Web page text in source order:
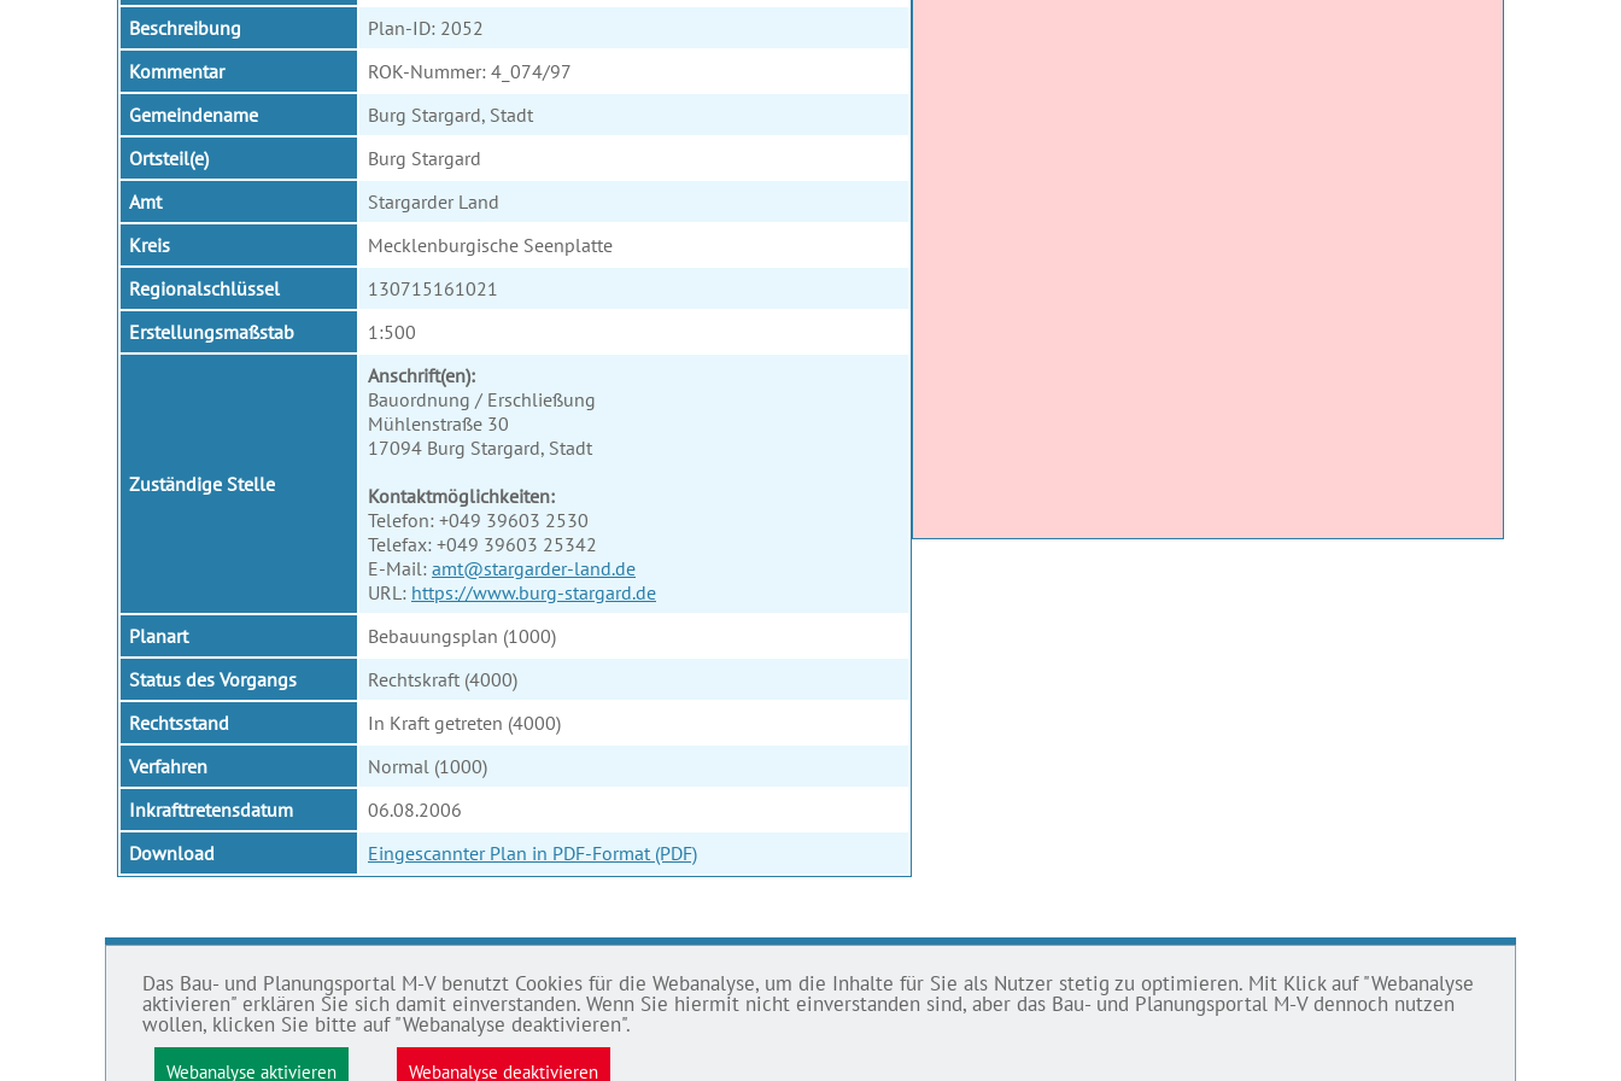
Das Bau- und Planungsportal M-V benutzt Cookies für die Webanalyse, um die Inhalte für Sie als Nutzer stetig zu optimieren. Mit Klick auf "Webanalyse
aktivieren" erklären Sie sich damit einverstanden. Wenn Sie hiermit nicht einverstanden sind, aber das Bau- und Planungsportal M-V dennoch nutzen
wollen, klicken Sie bitte auf "Webanalyse deaktivieren".
Webanalyse aktivieren Webanalyse deaktivieren
Beschreibung
Plan-ID: 2052
Kommentar
ROK-Nummer: 4_074/97
Gemeindename
Burg Stargard, Stadt
Ortsteil(e)
Burg Stargard
Amt
Stargarder Land
Kreis
Mecklenburgische Seenplatte
Regionalschlüssel
130715161021
Erstellungsmaßstab
1:500
Zuständige Stelle
Anschrift(en):
Bauordnung / Erschließung
Mühlenstraße 30
17094 Burg Stargard, Stadt
Kontaktmöglichkeiten:
Telefon: +049 39603 2530
Telefax: +049 39603 25342
E-Mail: amt@stargarder-land.de
URL: https://www.burg-stargard.de
Planart
Bebauungsplan (1000)
Status des Vorgangs
Rechtskraft (4000)
Rechtsstand
In Kraft getreten (4000)
Verfahren
Normal (1000)
Inkrafttretensdatum
06.08.2006
Download
Eingescannter Plan in PDF-Format (PDF)
BAU- UND
PLANUNGSPORTAL M-V
Bauleitpläne und Satzungen
IMPRESSUM
Datenschutz
Impressum